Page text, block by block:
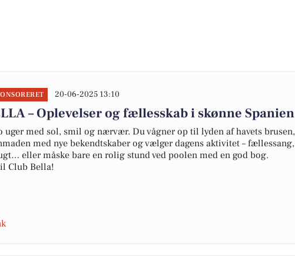
20-06-2025 13:10
– Oplevelser og fællesskab i skønne Spanien
uger med sol, smil og nærvær. Du vågner op til lyden af havets brusen,
med nye bekendtskaber og vælger dagens aktivitet – fællessang,
eller måske bare en rolig stund ved poolen med en god bog.
Club Bella!